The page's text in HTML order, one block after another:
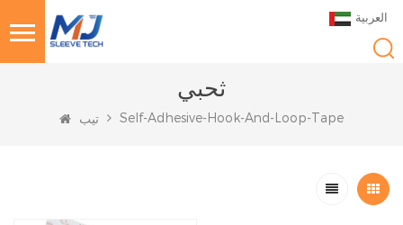
العربية
ثحبي
تيب Self-Adhesive-Hook-And-Loop-Tape